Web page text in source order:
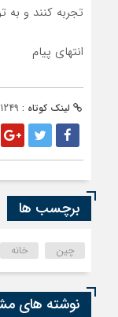
تجربه کنند و
انتهای پیام
لینک کوتاه :
برچسب ها
چین خانه
نوشته های